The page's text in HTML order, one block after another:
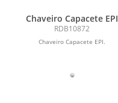
Chaveiro Capacete EPI
RDB10872
Chaveiro Capacete EPI.